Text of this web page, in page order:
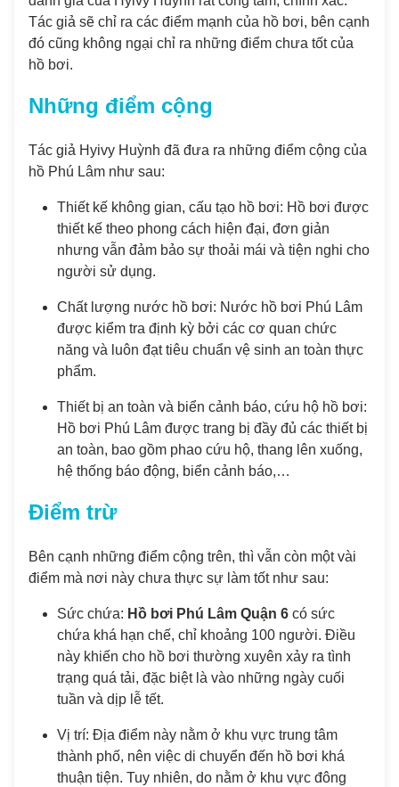
Tác giả sẽ chỉ ra các điểm mạnh của hồ bơi, bên cạnh
đó cũng không ngại chỉ ra những điểm chưa tốt của
hồ bơi.
Những điểm cộng
Tác giả Hyivy Huỳnh đã đưa ra những điểm cộng của
hồ Phú Lâm như sau:
Thiết kế không gian, cấu tạo hồ bơi: Hồ bơi được
thiết kế theo phong cách hiện đại, đơn giản
nhưng vẫn đảm bảo sự thoải mái và tiện nghi cho
người sử dụng.
Chất lượng nước hồ bơi: Nước hồ bơi Phú Lâm
được kiểm tra định kỳ bởi các cơ quan chức
năng và luôn đạt tiêu chuẩn vệ sinh an toàn thực
phẩm.
Thiết bị an toàn và biển cảnh báo, cứu hộ hồ bơi:
Hồ bơi Phú Lâm được trang bị đầy đủ các thiết bị
an toàn, bao gồm phao cứu hộ, thang lên xuống,
hệ thống báo động, biển cảnh báo,…
Điểm trừ
Bên cạnh những điểm cộng trên, thì vẫn còn một vài
điểm mà nơi này chưa thực sự làm tốt như sau:
Sức chứa: Hồ bơi Phú Lâm Quận 6 có sức
chứa khá hạn chế, chỉ khoảng 100 người. Điều
này khiến cho hồ bơi thường xuyên xảy ra tình
trạng quá tải, đặc biệt là vào những ngày cuối
tuần và dịp lễ tết.
Vị trí: Địa điểm này nằm ở khu vực trung tâm
thành phố, nên việc di chuyển đến hồ bơi khá
thuận tiện. Tuy nhiên, do nằm ở khu vực đông